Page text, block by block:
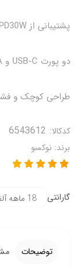
پشتیبانی از PD30W و QC4.0 برای شارژ بهینه و سریع
دو پورت USB-C و USB-A برای شارژ همزمان دو دستگاه
طراحی کوچک و
کدکالا:
برند: نوکسو
گارانتی
توضیحات